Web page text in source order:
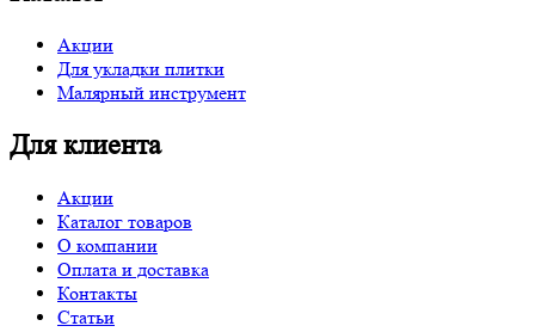
Акции
Для укладки плитки
Малярный инструмент
Для клиента
Акции
Каталог товаров
О компании
Оплата и доставка
Контакты
Статьи